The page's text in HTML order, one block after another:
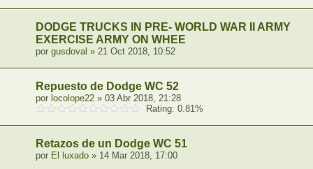
DODGE TRUCKS IN PRE- WORLD WAR II ARMY
EXERCISE ARMY ON WHEE
por gusdoval » 21 Oct 2018, 10:52
Repuesto de Dodge WC 52
por locolope22 » 03 Abr 2018, 21:28
Rating: 0.81%
Retazos de un Dodge WC 51
por El luxado » 14 Mar 2018, 17:00